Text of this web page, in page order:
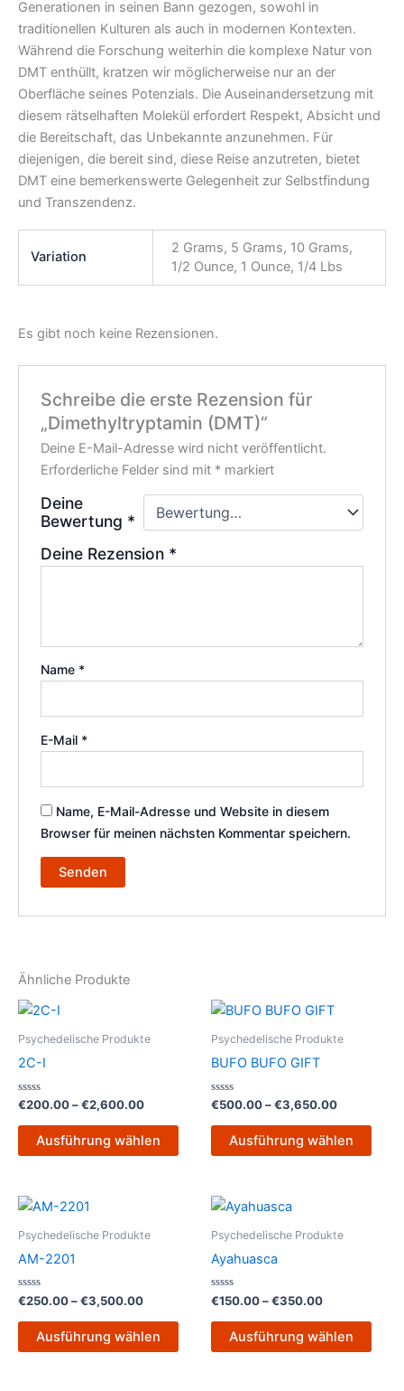
Generationen in seinen Bann gezogen, sowohl in
traditionellen Kulturen als auch in modernen Kontexten.
Während die Forschung weiterhin die komplexe Natur von
DMT enthüllt, kratzen wir möglicherweise nur an der
Oberfläche seines Potenzials. Die Auseinandersetzung mit
diesem rätselhaften Molekül erfordert Respekt, Absicht und
die Bereitschaft, das Unbekannte anzunehmen. Für
diejenigen, die bereit sind, diese Reise anzutreten, bietet
DMT eine bemerkenswerte Gelegenheit zur Selbstfindung
und Transzendenz.
Variation
2 Grams, 5 Grams, 10 Grams,
1/2 Ounce, 1 Ounce, 1/4 Lbs
Es gibt noch keine Rezensionen.
Schreibe die erste Rezension für
„Dimethyltryptamin (DMT)“
Deine E-Mail-Adresse wird nicht veröffentlicht.
Erforderliche Felder sind mit * markiert
Deine
Bewertung *
Deine Rezension *
Name *
E-Mail *
Name, E-Mail-Adresse und Website in diesem
Browser für meinen nächsten Kommentar speichern.
Ähnliche Produkte
Psychedelische Produkte
2C-I
Bewertet
0
€200.00–€2,600.00
Preisspanne:
bis
Ausführung wählen
Dieses
Produkt
Varianten
gewählt
Psychedelische Produkte
BUFO BUFO GIFT
Bewertet
0
€500.00–€3,650.00
bis
Ausführung wählen
Psychedelische Produkte
AM-2201
Bewertet
mit
0
€250.00–€3,500.00
Preisspanne:
bis
Ausführung wählen
Dieses
Produkt
mehrere
Varianten
Optionen
Psychedelische Produkte
Ayahuasca
Bewertet
mit
0
€150.00–€350.00
bis
Ausführung wählen